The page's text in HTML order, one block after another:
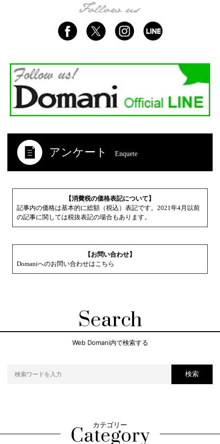
アンケート Enquete
【消費税の価格表記について】
記事内の価格は基本的に総額（税込）表記です。2021年4月以前
の記事に関しては税抜表記の場合もあります。
【お問い合わせ】
Domaniへのお問い合わせはこちら
Search
Web Domani内で検索する
検索
カテゴリー